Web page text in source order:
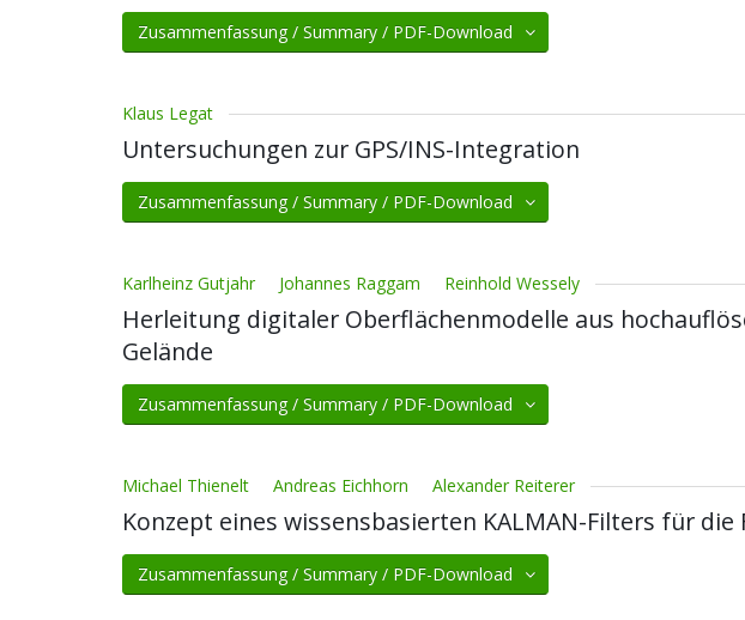
Zusammenfassung / Summary / PDF-Download
Klaus Legat
Untersuchungen zur GPS/INS-Integration
Zusammenfassung / Summary / PDF-Download
Karlheinz Gutjahr Johannes Raggam Reinhold Wessely
Herleitung digitaler Oberflächenmodelle aus
Gelände
Zusammenfassung / Summary / PDF-Download
Michael Thienelt Andreas Eichhorn Alexander Reiterer
Konzept eines wissensbasierten KALMAN-Filters für die
Zusammenfassung / Summary / PDF-Download